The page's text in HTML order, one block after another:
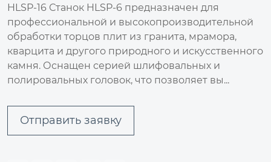
HLSP-16 Станок HLSP-6 предназначен для
профессиональной и высокопроизводительной
обработки торцов плит из гранита, мрамора,
кварцита и другого природного и искусственного
камня. Оснащен серией шлифовальных и
полировальных головок, что позволяет вы...
Отправить заявку